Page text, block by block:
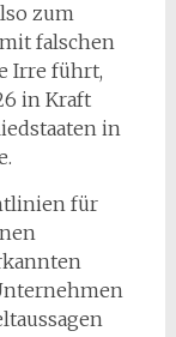
zum
falschen
Irre führt,
in Kraft
in
für